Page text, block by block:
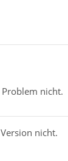
nicht.
nicht.